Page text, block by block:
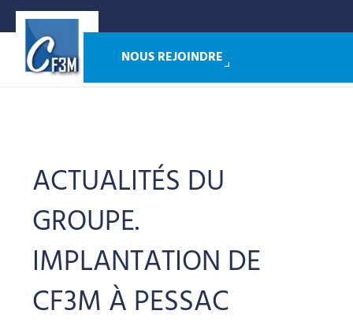
Main
NOUS REJOINDRE
ACTUALITÉS DU
GROUPE.
IMPLANTATION DE
CF3M À PESSAC